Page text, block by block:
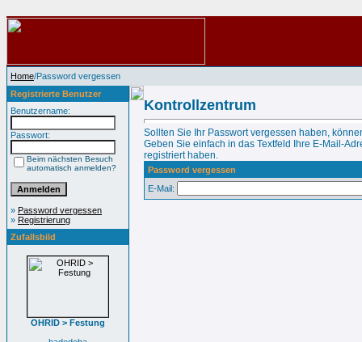
Home/Password vergessen
Registrierte Benutzer
Benutzername:
Passwort:
Beim nächsten Besuch
automatisch anmelden?
» Password vergessen
» Registrierung
Zufallsbild
OHRID > Festung
Kontrollzentrum
Sollten Sie Ihr Passwort vergessen haben,
Geben Sie einfach in das Textfeld Ihre E-Mail-
registriert haben.
Password vergessen
E-Mail: